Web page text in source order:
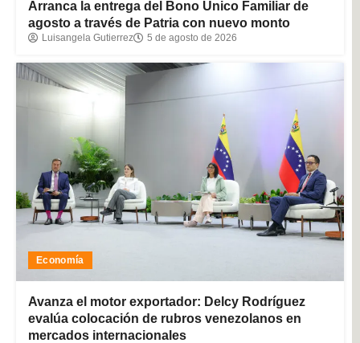
Arranca la entrega del Bono Único Familiar de
agosto a través de Patria con nuevo monto
Luisangela Gutierrez 5 de agosto de 2026
Economía
Avanza el motor exportador: Delcy Rodríguez
evalúa colocación de rubros venezolanos en
mercados internacionales